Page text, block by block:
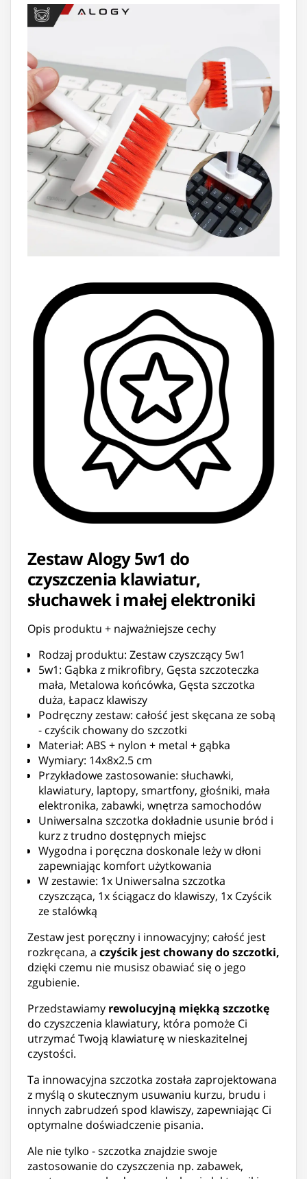
Zestaw Alogy 5w1 do
czyszczenia klawiatur,
słuchawek i małej elektroniki
Opis produktu + najważniejsze cechy
Rodzaj produktu: Zestaw czyszczący 5w1
5w1: Gąbka z mikrofibry, Gęsta szczoteczka
mała, Metalowa końcówka, Gęsta szczotka
duża, Łapacz klawiszy
Podręczny zestaw: całość jest skęcana ze sobą
- czyścik chowany do szczotki
Materiał: ABS + nylon + metal + gąbka
Wymiary: 14x8x2.5 cm
Przykładowe zastosowanie: słuchawki,
klawiatury, laptopy, smartfony, głośniki, mała
elektronika, zabawki, wnętrza samochodów
Uniwersalna szczotka dokładnie usunie bród i
kurz z trudno dostępnych miejsc
Wygodna i poręczna doskonale leży w dłoni
zapewniając komfort użytkowania
W zestawie: 1x Uniwersalna szczotka
czyszcząca, 1x ściągacz do klawiszy, 1x Czyścik
ze stalówką
Zestaw jest poręczny i innowacyjny; całość jest
rozkręcana, a czyścik jest chowany do szczotki,
dzięki czemu nie musisz obawiać się o jego
zgubienie.
Przedstawiamy rewolucyjną miękką szczotkę
do czyszczenia klawiatury, która pomoże Ci
utrzymać Twoją klawiaturę w nieskazitelnej
czystości.
Ta innowacyjna szczotka została zaprojektowana
z myślą o skutecznym usuwaniu kurzu, brudu i
innych zabrudzeń spod klawiszy, zapewniając Ci
optymalne doświadczenie pisania.
Ale nie tylko - szczotka znajdzie swoje
zastosowanie do czyszczenia np. zabawek,